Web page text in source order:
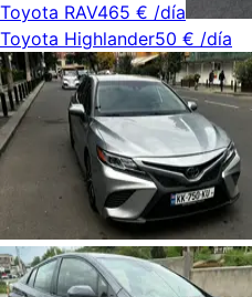
Toyota RAV465 € /día
Toyota Highlander50 € /día